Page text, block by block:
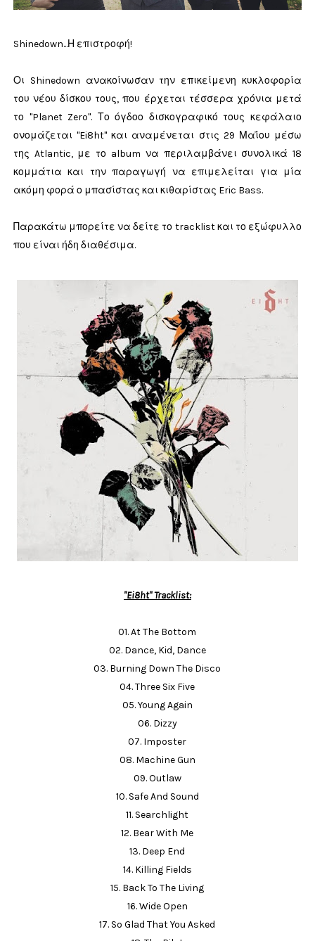
Shinedown...Η επιστροφή!
Οι Shinedown ανακοίνωσαν την επικείμενη κυκλοφορία
του νέου δίσκου τους, που έρχεται τέσσερα χρόνια μετά
το "Planet Zero". Το όγδοο δισκογραφικό τους κεφάλαιο
ονομάζεται "Ei8ht" και αναμένεται στις 29 Μαΐου μέσω
της Atlantic, με το album να περιλαμβάνει συνολικά 18
κομμάτια και την παραγωγή να επιμελείται για μία
ακόμη φορά ο μπασίστας και κιθαρίστας Eric Bass.
Παρακάτω μπορείτε να δείτε το tracklist και το εξώφυλλο
που είναι ήδη διαθέσιμα.
"Ei8ht" Tracklist:
01. At The Bottom
02. Dance, Kid, Dance
03. Burning Down The Disco
04. Three Six Five
05. Young Again
06. Dizzy
07. Imposter
08. Machine Gun
09. Outlaw
10. Safe And Sound
11. Searchlight
12. Bear With Me
13. Deep End
14. Killing Fields
15. Back To The Living
16. Wide Open
17. So Glad That You Asked